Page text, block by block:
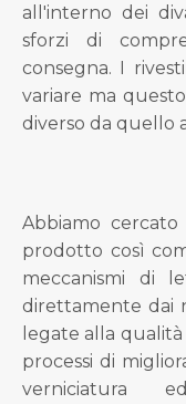
all'interno dei
sforzi di
consegna. I
variare ma
diverso da quello
Abbiamo
prodotto così
meccanismi di
direttamente dai
legate alla
processi di
verniciatura